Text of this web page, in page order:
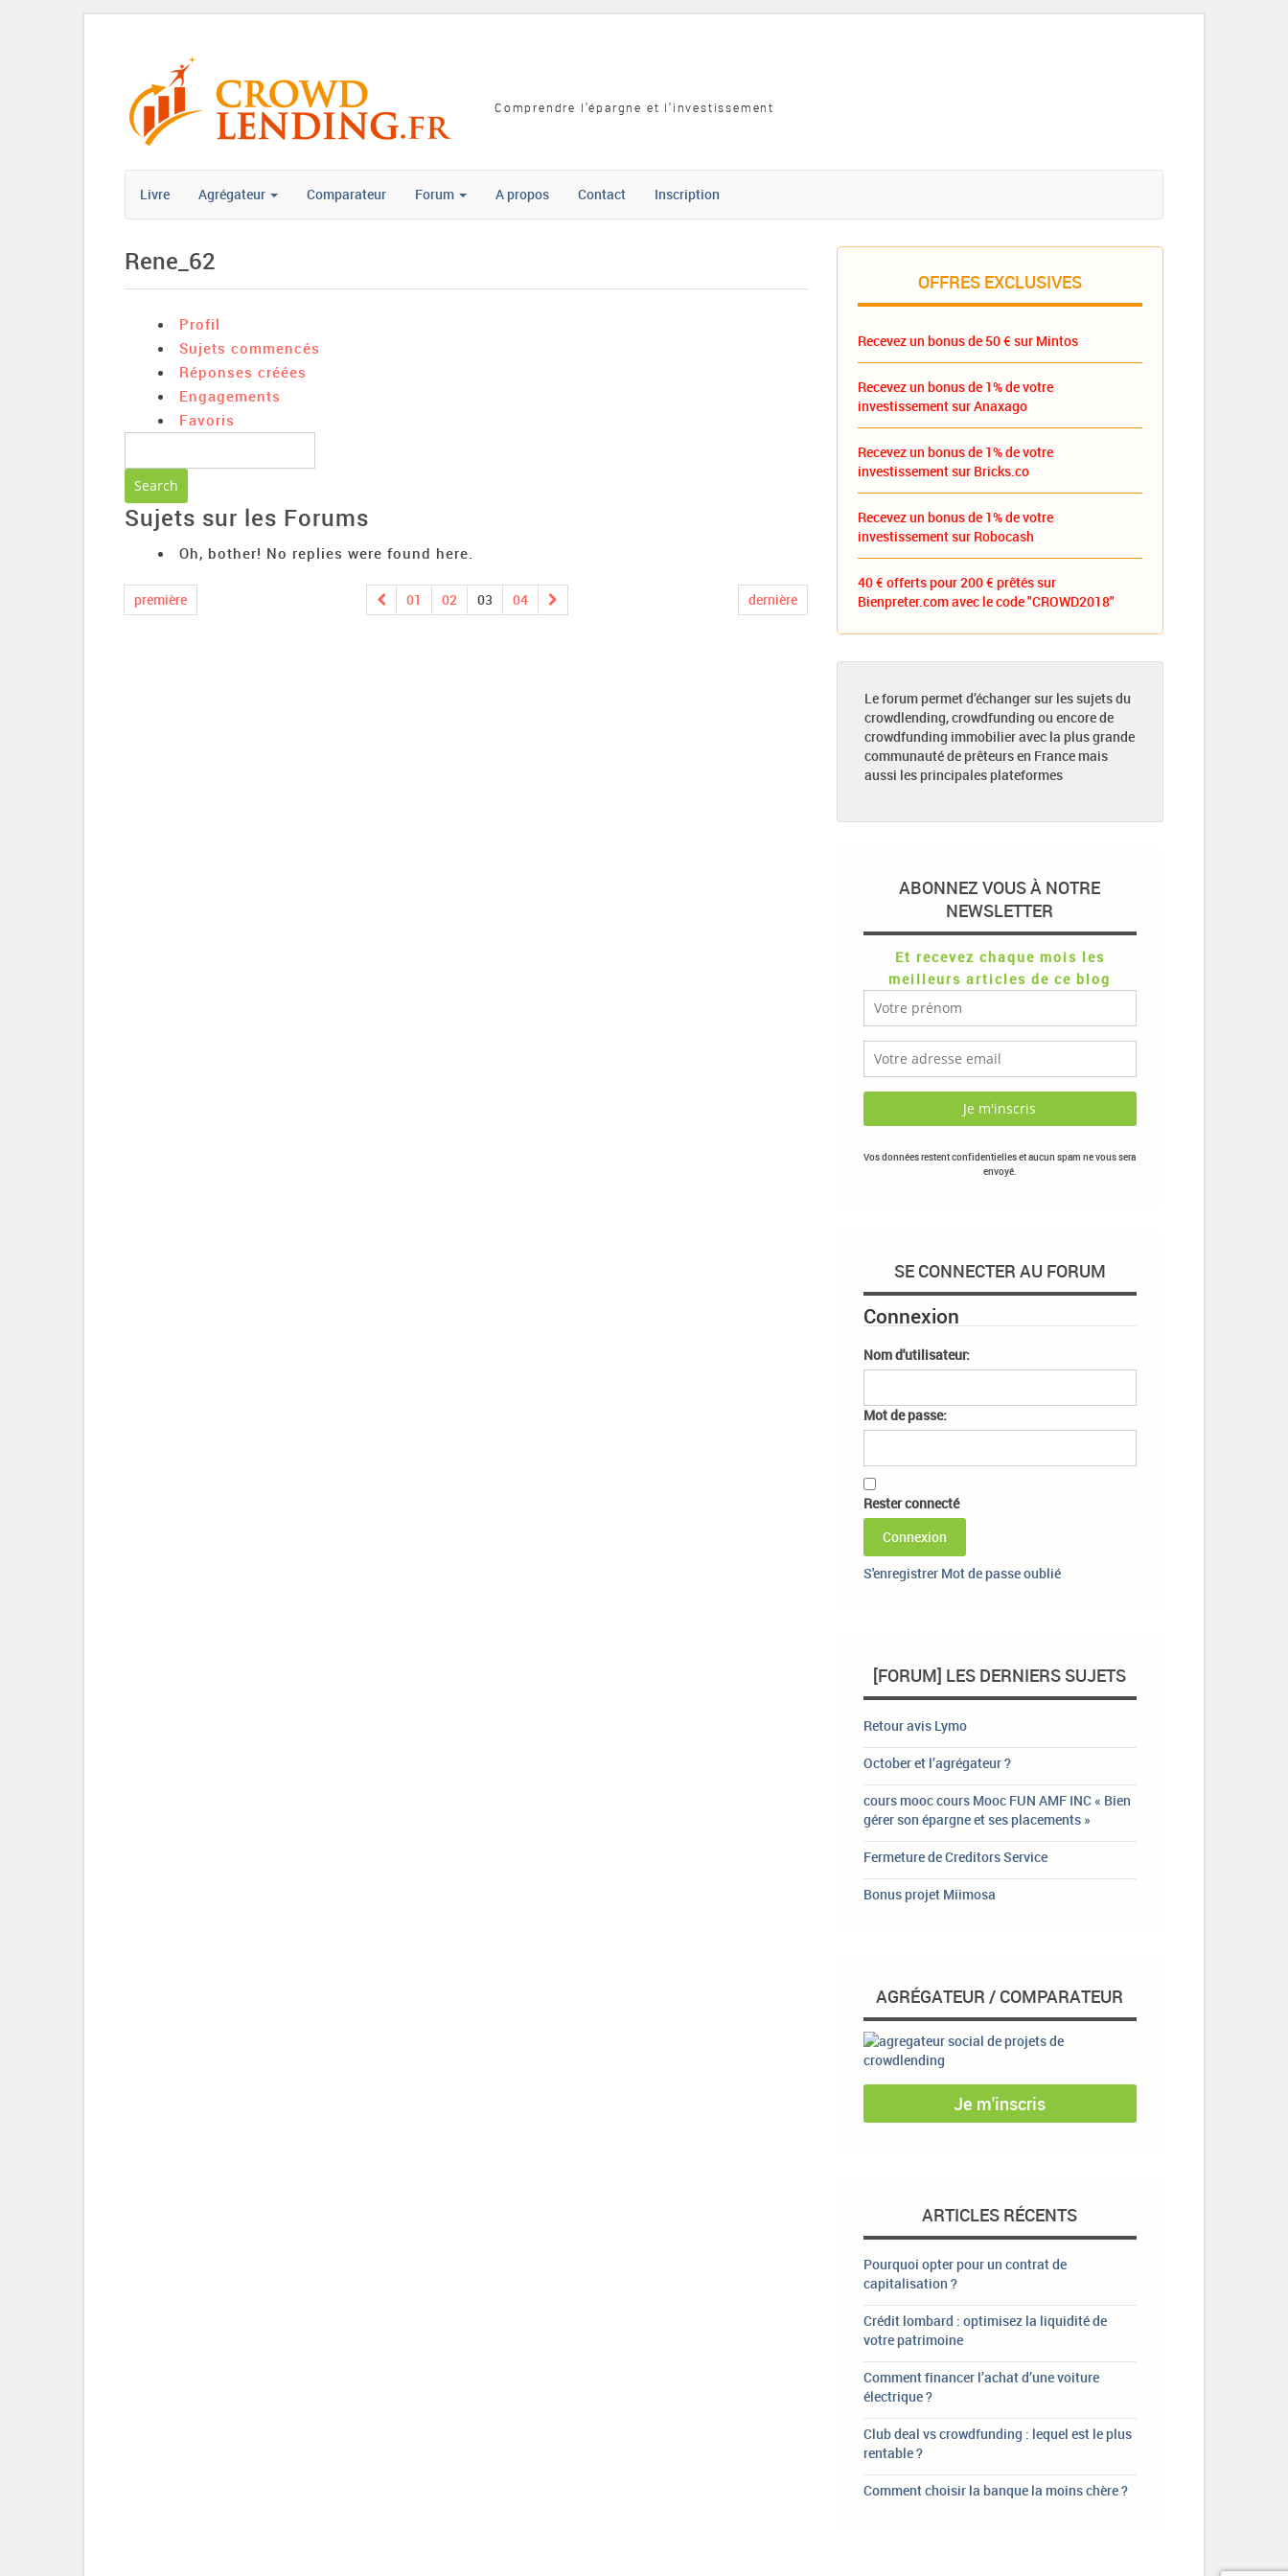
Comprendre l'épargne et l'investissement
Livre Agrégateur Comparateur Forum A propos Contact Inscription
Rene_62
Profil
Sujets commencés
Réponses créées
Engagements
Favoris
Sujets sur les Forums
Oh, bother! No replies were found here.
première 01 02 03 04 dernière
OFFRES EXCLUSIVES
Recevez un bonus de 50 € sur Mintos
Recevez un bonus de 1% de votre
investissement sur Anaxago
Recevez un bonus de 1% de votre
investissement sur Bricks.co
Recevez un bonus de 1% de votre
investissement sur Robocash
40 € offerts pour 200 € prêtés sur
Bienpreter.com avec le code "CROWD2018"
Le forum permet d’échanger sur les sujets du
crowdlending, crowdfunding ou encore de
crowdfunding immobilier avec la plus grande
communauté de prêteurs en France mais
aussi les principales plateformes
ABONNEZ VOUS À NOTRE
NEWSLETTER
Et recevez chaque mois les
meilleurs articles de ce blog
Vos données restent confidentielles et aucun spam ne vous sera
envoyé.
SE CONNECTER AU FORUM
Connexion
Nom d'utilisateur:
Mot de passe:
Rester connecté
Connexion
S'enregistrer Mot de passe oublié
[FORUM] LES DERNIERS SUJETS
Retour avis Lymo
October et l’agrégateur ?
cours mooc cours Mooc FUN AMF INC « Bien
gérer son épargne et ses placements »
Fermeture de Creditors Service
Bonus projet Miimosa
AGRÉGATEUR / COMPARATEUR
Je m'inscris
ARTICLES RÉCENTS
Pourquoi opter pour un contrat de
capitalisation ?
Crédit lombard : optimisez la liquidité de
votre patrimoine
Comment financer l’achat d’une voiture
électrique ?
Club deal vs crowdfunding : lequel est le plus
rentable ?
Comment choisir la banque la moins chère ?